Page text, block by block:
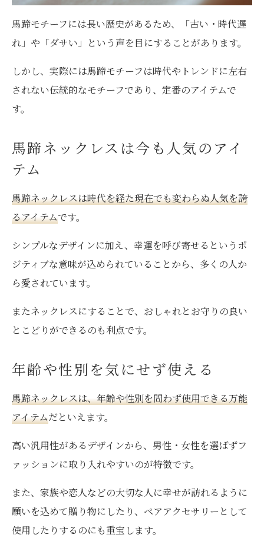
馬蹄モチーフには長い歴史があるため、「古い・時代遅
れ」や「ダサい」という声を目にすることがあります。
しかし、実際には馬蹄モチーフは時代やトレンドに左右
されない伝統的なモチーフであり、定番のアイテムで
す。
馬蹄ネックレスは今も人気のアイ
テム
馬蹄ネックレスは時代を経た現在でも変わらぬ人気を誇
るアイテムです。
シンプルなデザインに加え、幸運を呼び寄せるというポ
ジティブな意味が込められていることから、多くの人か
ら愛されています。
またネックレスにすることで、おしゃれとお守りの良い
とこどりができるのも利点です。
年齢や性別を気にせず使える
馬蹄ネックレスは、年齢や性別を問わず使用できる万能
アイテムだといえます。
高い汎用性があるデザインから、男性・女性を選ばずフ
ァッションに取り入れやすいのが特徴です。
また、家族や恋人などの大切な人に幸せが訪れるように
願いを込めて贈り物にしたり、ペアアクセサリーとして
使用したりするのにも重宝します。